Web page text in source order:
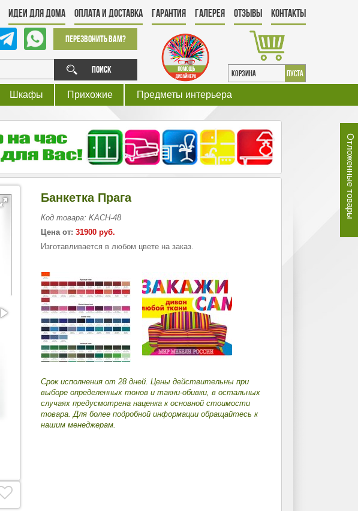
Перезвонить Вам?
Поиск КОРЗИНА пуста
Идеи для дома Оплата и Доставка Гарантия Галерея Отзывы Контакты
Шкафы Прихожие Предметы интерьера
Банкетка Прага
Код товара: KACH-48
Цена от: 31900 руб.
Изготавливается в любом цвете на заказ.
Срок исполнения от 28 дней. Цены действительны при
выборе определенных тонов и такни-обивки, в остальных
случаях предусмотрена наценка к основной стоимости
товара. Для более подробной информации обращайтесь к
нашим менеджерам.
Отложенные товары